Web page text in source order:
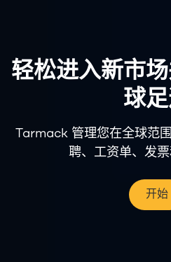
轻松进入新市
球
Tarmack 管理您在全球范
聘、工资单、发票
开始